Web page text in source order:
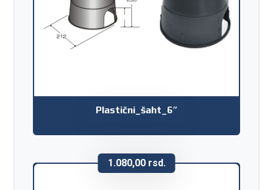
Plastični_šaht_6″
1.080,00 rsd.